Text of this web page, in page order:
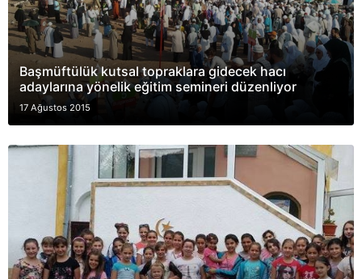
Başmüftülük kutsal topraklara gidecek hacı
adaylarına yönelik eğitim semineri düzenliyor
17 Ağustos 2015